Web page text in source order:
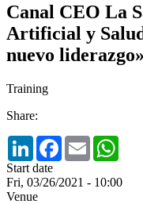
Canal CEO La
Artificial y
nuevo liderazgo»
Training
Share:
LinkedInFacebook
Email
Start date
Fri, 03/26/2021 - 10:00
Venue